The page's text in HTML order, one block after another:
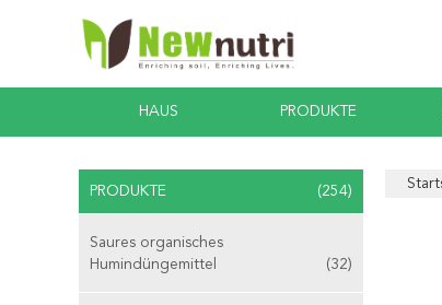
HAUS PRODUKTE
PRODUKTE (254)
Saures organisches
Humindüngemittel
(32)